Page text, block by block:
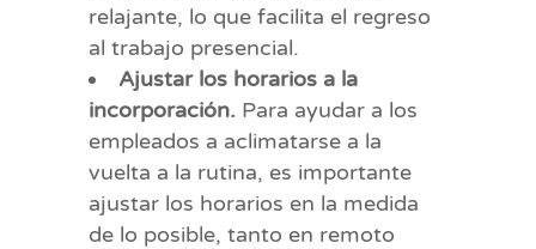
relajante, lo que facilita el regreso
al trabajo presencial.
Ajustar los horarios a la
incorporación. Para ayudar a los
empleados a aclimatarse a la
vuelta a la rutina, es importante
ajustar los horarios en la medida
de lo posible, tanto en remoto